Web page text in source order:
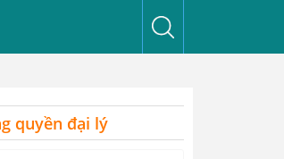
quyền đại lý